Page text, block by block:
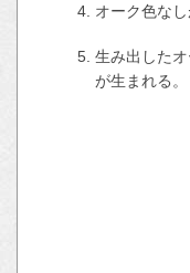
オーク色な
生み出した
が生まれる。